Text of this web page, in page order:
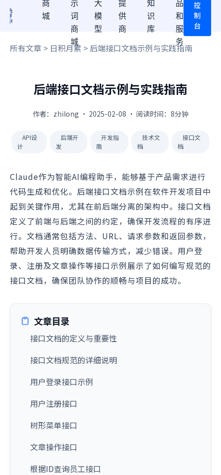
商
城
示
词
商
城
大
模
型
提
供
商
知
识
库
品
和
服
务
控
制
台
所有文章 > 日积月累 > 后端接口文档示例与实践指南
后端接口文档示例与实践指南
作者：zhilong · 2025-02-08 · 阅读时间：8分钟
API设
计
后端开
发
开发指
南
技术文
档
接口文
档
Claude作为智能AI编程助手，能够基于产品需求进行
代码生成和优化。后端接口文档示例在软件开发项目中
起到关键作用，尤其在前后端分离的架构中。接口文档
定义了前端与后端之间的约定，确保开发流程的有序进
行。文档通常包括方法、URL、请求参数和返回参数，
帮助开发人员明确数据传输方式，减少错误。用户登
录、注册及文章操作等接口示例展示了如何编写规范的
接口文档，确保团队协作的顺畅与项目的成功。
文章目录
接口文档的定义与重要性
接口文档规范的详细说明
用户登录接口示例
用户注册接口
树形菜单接口
文章操作接口
根据ID查询员工接口